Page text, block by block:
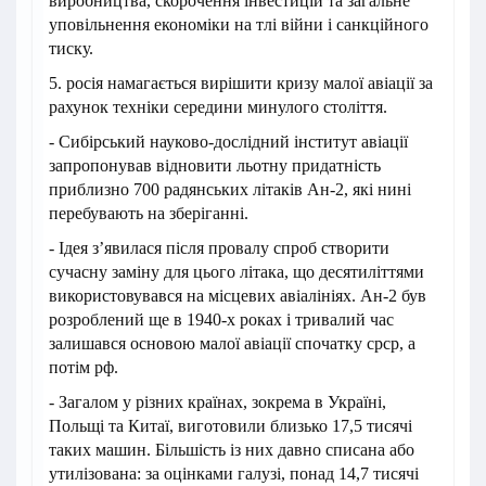
уповільнення економіки на тлі війни і санкційного
тиску.
5. росія намагається вирішити кризу малої авіації за
рахунок техніки середини минулого століття.
- Сибірський науково-дослідний інститут авіації
запропонував відновити льотну придатність
приблизно 700 радянських літаків Ан-2, які нині
перебувають на зберіганні.
- Ідея з’явилася після провалу спроб створити
сучасну заміну для цього літака, що десятиліттями
використовувався на місцевих авіалініях. Ан-2 був
розроблений ще в 1940-х роках і тривалий час
залишався основою малої авіації спочатку срср, а
потім рф.
- Загалом у різних країнах, зокрема в Україні,
Польщі та Китаї, виготовили близько 17,5 тисячі
таких машин. Більшість із них давно списана або
утилізована: за оцінками галузі, понад 14,7 тисячі